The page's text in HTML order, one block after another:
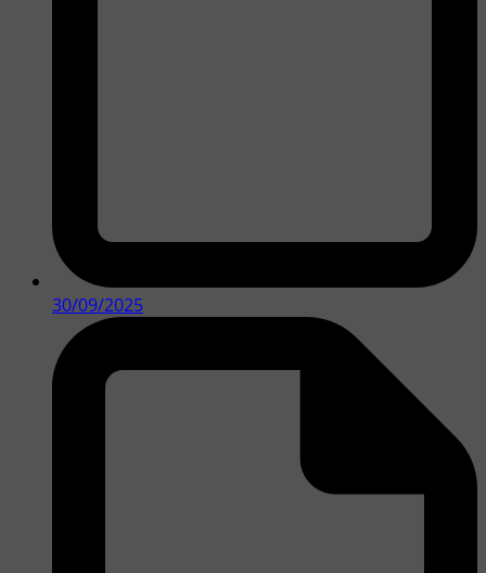
30/09/2025